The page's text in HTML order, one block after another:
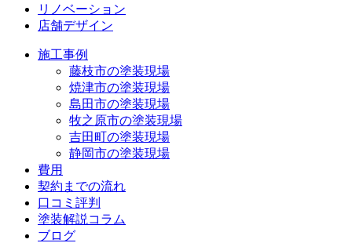
リノベーション
店舗デザイン
施工事例
藤枝市の塗装現場
焼津市の塗装現場
島田市の塗装現場
牧之原市の塗装現場
吉田町の塗装現場
静岡市の塗装現場
費用
契約までの流れ
口コミ評判
塗装解説コラム
ブログ